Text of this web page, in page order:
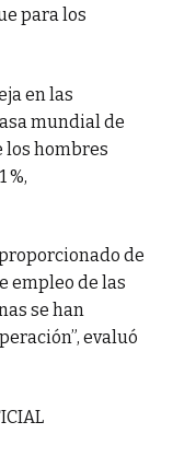
para los
en las
mundial de
los hombres
%,
de
empleo de las
se han
evaluó